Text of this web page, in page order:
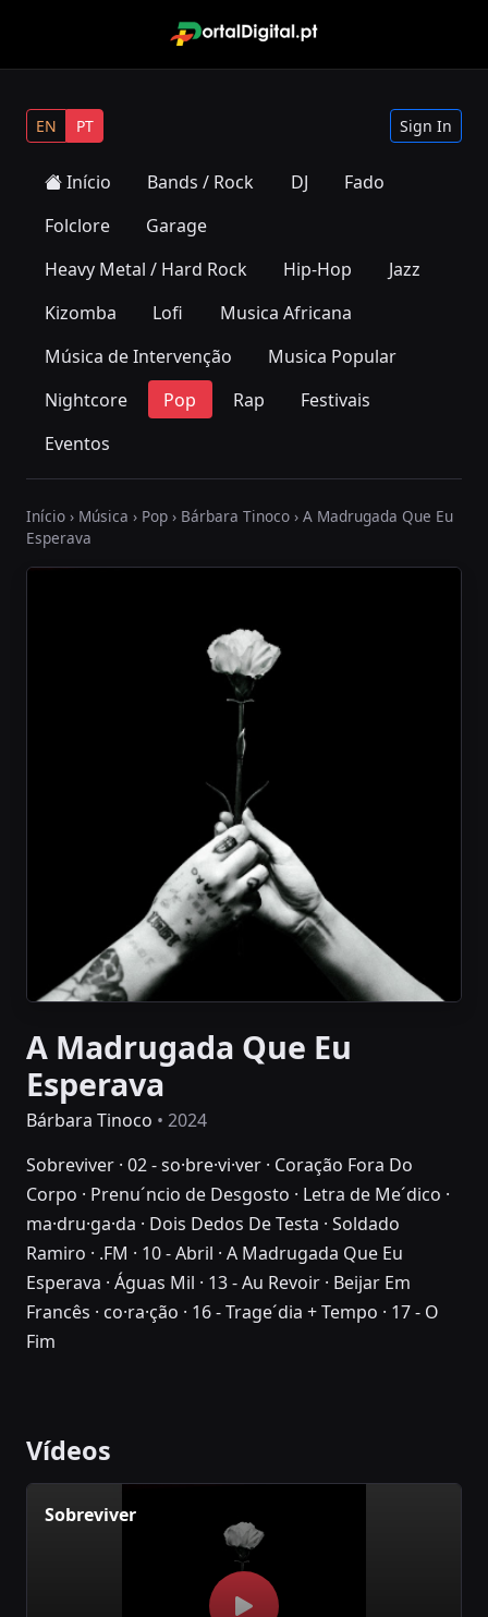
EN PT Sign In
Início Bands / Rock DJ
Fado
Folclore
Garage
Heavy Metal / Hard Rock
Hip-Hop
Jazz
Kizomba
Lofi
Musica Africana
Música de Intervenção
Musica Popular
Nightcore
Pop Rap
Festivais
Eventos
Início › Música › Pop › Bárbara Tinoco › A Madrugada Que Eu
Esperava
A Madrugada Que Eu
Esperava
Bárbara Tinoco • 2024
Sobreviver · 02 - so·bre·vi·ver · Coração Fora Do
Corpo · Prenu´ncio de Desgosto · Letra de Me´dico ·
ma·dru·ga·da · Dois Dedos De Testa · Soldado
Ramiro · .FM · 10 - Abril · A Madrugada Que Eu
Esperava · Águas Mil · 13 - Au Revoir · Beijar Em
Francês · co·ra·ção · 16 - Trage´dia + Tempo · 17 - O
Fim
Vídeos
Sobreviver